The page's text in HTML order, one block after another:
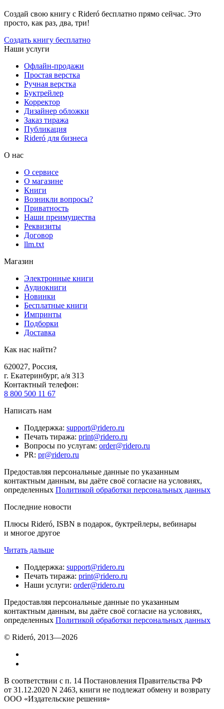
Создай свою книгу с Rideró бесплатно прямо сейчас. Это
просто, как раз, два, три!
Создать книгу бесплатно
Наши услуги
Офлайн-продажи
Простая верстка
Ручная верстка
Буктрейлер
Корректор
Дизайнер обложки
Заказ тиража
Публикация
Rideró для бизнеса
О нас
О сервисе
О магазине
Книги
Возникли вопросы?
Приватность
Наши преимущества
Реквизиты
Договор
llm.txt
Магазин
Электронные книги
Аудиокниги
Новинки
Бесплатные книги
Импринты
Подборки
Доставка
Как нас найти?
620027, Россия,
г. Екатеринбург, а/я 313
Контактный телефон:
8 800 500 11 67
Написать нам
Поддержка: support@ridero.ru
Печать тиража: print@ridero.ru
Вопросы по услугам: order@ridero.ru
PR: pr@ridero.ru
Предоставляя персональные данные по указанным
контактным данным, вы даёте своё согласие на условиях,
определенных Политикой обработки персональных данных
Последние новости
Плюсы Rideró, ISBN в подарок, буктрейлеры, вебинары
и многое другое
Читать дальше
Поддержка: support@ridero.ru
Печать тиража: print@ridero.ru
Наши услуги: order@ridero.ru
Предоставляя персональные данные по указанным
контактным данным, вы даёте своё согласие на условиях,
определенных Политикой обработки персональных данных
© Rideró, 2013—2026
В соответствии с п. 14 Постановления Правительства РФ
от 31.12.2020 N 2463, книги не подлежат обмену и возврату
ООО «Издательские решения»